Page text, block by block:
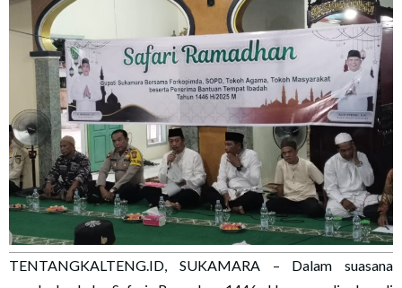
TENTANGKALTENG.ID, SUKAMARA – Dalam suasana